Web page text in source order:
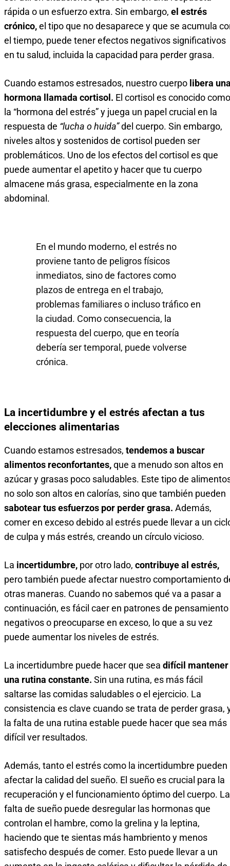
rápida o un esfuerzo extra. Sin embargo, el estrés
crónico,el tipo que no desaparece y que se acumula
el tiempo, puede tener efectos negativos significativos
en tu salud, incluida la capacidad para perder grasa.
Cuando estamos estresados, nuestro cuerpo libera
hormona llamada cortisol. El cortisol es conocido como
la “hormona del estrés” y juega un papel crucial en la
respuesta de “lucha o huida”del cuerpo. Sin embargo,
niveles altos y sostenidos de cortisol pueden ser
problemáticos. Uno de los efectos del cortisol es que
puede aumentar el apetito y hacer que tu cuerpo
almacene más grasa, especialmente en la zona
abdominal.
En el mundo moderno, el estrés no
proviene tanto de peligros físicos
inmediatos, sino de factores como
plazos de entrega en el trabajo,
problemas familiares o incluso tráfico en
la ciudad. Como consecuencia, la
respuesta del cuerpo, que en teoría
debería ser temporal, puede volverse
crónica.
La incertidumbre y el estrés afectan a tus
elecciones alimentarias
Cuando estamos estresados, tendemos a buscar
alimentos reconfortantes,que a menudo son altos en
azúcar y grasas poco saludables. Este tipo de
no solo son altos en calorías, sino que también pueden
sabotear tus esfuerzos por perder grasa. Además,
comer en exceso debido al estrés puede llevar a un
de culpa y más estrés, creando un círculo vicioso.
La incertidumbre, por otro lado, contribuye al estrés,
pero también puede afectar nuestro comportamiento
otras maneras. Cuando no sabemos qué va a pasar a
continuación, es fácil caer en patrones de pensamiento
negativos o preocuparse en exceso, lo que a su vez
puede aumentar los niveles de estrés.
La incertidumbre puede hacer que sea difícil mantener
una rutina constante. Sin una rutina, es más fácil
saltarse las comidas saludables o el ejercicio. La
consistencia es clave cuando se trata de perder grasa,
la falta de una rutina estable puede hacer que sea más
difícil ver resultados.
Además, tanto el estrés como la incertidumbre pueden
afectar la calidad del sueño. El sueño es crucial para la
recuperación y el funcionamiento óptimo del cuerpo. La
falta de sueño puede desregular las hormonas que
controlan el hambre, como la grelina y la leptina,
haciendo que te sientas más hambriento y menos
satisfecho después de comer. Esto puede llevar a un